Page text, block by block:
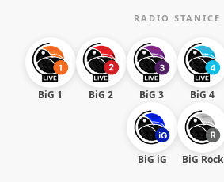
RADIO STANICE
BiG 1 BiG 2 BiG 3 BiG 4
BiG iG BiG Rock